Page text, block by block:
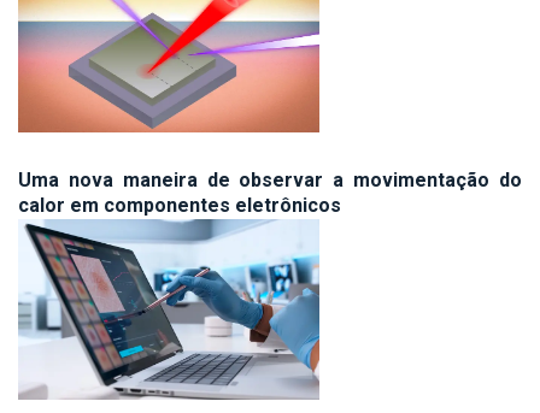
Uma nova maneira de observar a movimentação do
calor em componentes eletrônicos